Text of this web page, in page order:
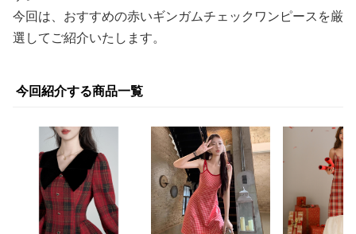
今回は、おすすめの赤いギンガムチェックワンピースを厳
選してご紹介いたします。
今回紹介する商品一覧